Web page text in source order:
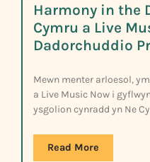
Harmony in the
Cymru a Live
Dadorchuddio
Natur
Mewn menter arloesol,
a Live Music Now i
ysgolion cynradd yn Ne
Read More